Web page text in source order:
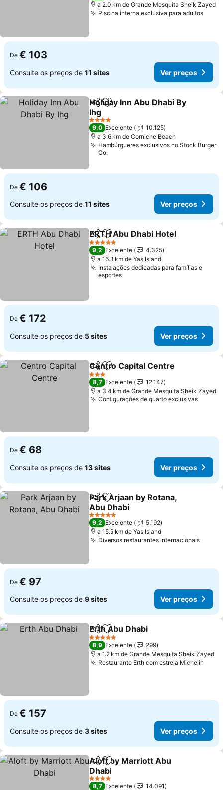
a 2.0 km de Grande Mesquita Sheik Zayed
Piscina interna exclusiva para adultosVer
De € 103
Consulte os preços de 11 sites Ver preços
PartilharAdicionar aos favoritos
Holiday Inn Abu Dhabi By
Ihg
Ver preços
4 Estrelas
9,0 Excelente
10.125
a 3.6 km de Corniche Beach
Hambúrgueres exclusivos no Stock Burger
Co.
De € 106
Consulte os preços de 11 sites Ver preços
PartilharAdicionar aos favoritos
ERTH Abu Dhabi Hotel
5 Estrelas
9,2 Excelente
4.325
a 16.8 km de Yas Island
Instalações dedicadas para famílias e
esportes
De € 172
Consulte os preços de 5 sites Ver preços
PartilharAdicionar aos favoritos
Centro Capital Centre
3 Estrelas
8,7 Excelente
12.147
a 3.4 km de Grande Mesquita Sheik Zayed
Configurações de quarto exclusivasVer
De € 68
Consulte os preços de 13 sites Ver preços
PartilharAdicionar aos favoritos
Park Arjaan by Rotana,
Abu Dhabi
Ver preços
5 Estrelas
9,2 Excelente
5.192
a 15.5 km de Yas Island
Diversos restaurantes internacionaisVer
De € 97
Consulte os preços de 9 sites Ver preços
PartilharAdicionar aos favoritos
Erth Abu Dhabi
5 Estrelas
8,9 Excelente
299
a 1.2 km de Grande Mesquita Sheik Zayed
Restaurante Erth com estrela Michelin
De € 157
Consulte os preços de 3 sites Ver preços
PartilharAdicionar aos favoritos
Aloft by Marriott Abu
Dhabi
Ver preços
4 Estrelas
8,7 Excelente
14.091